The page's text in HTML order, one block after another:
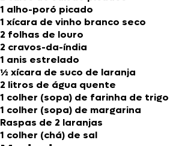
1 alho-poró picado
1 xícara de vinho branco seco
2 folhas de louro
2 cravos-da-índia
1 anis estrelado
½ xícara de suco de laranja
2 litros de água quente
1 colher (sopa) de farinha de trigo
1 colher (sopa) de margarina
Raspas de 2 laranjas
1 colher (chá) de sal